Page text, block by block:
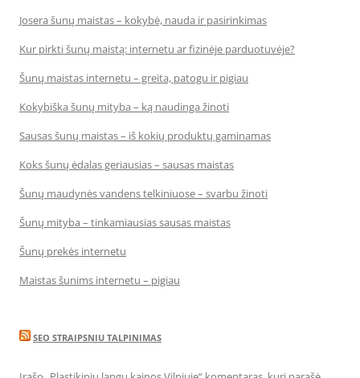
Josera šunų maistas – kokybė, nauda ir pasirinkimas
Kur pirkti šunų maistą: internetu ar fizinėje parduotuvėje?
Šunų maistas internetu – greita, patogu ir pigiau
Kokybiška šunų mityba – ką naudinga žinoti
Sausas šunų maistas – iš kokių produktų gaminamas
Koks šunų ėdalas geriausias – sausas maistas
Šunų maudynės vandens telkiniuose – svarbu žinoti
Šunų mityba – tinkamiausias sausas maistas
Šunų prekės internetu
Maistas šunims internetu – pigiau
SEO STRAIPSNIU TALPINIMAS